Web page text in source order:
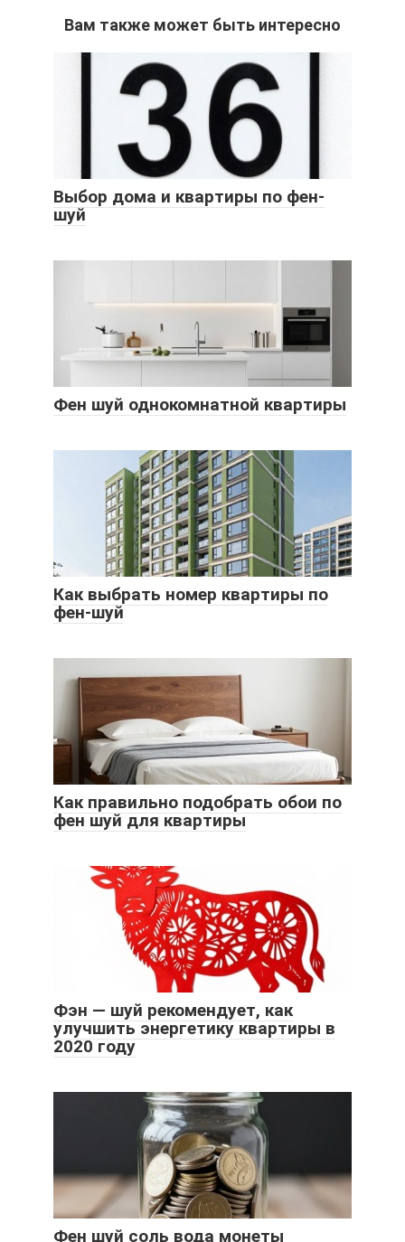
Вам также может быть интересно
Выбор дома и квартиры по фен-
шуй
Фен шуй однокомнатной квартиры
Как выбрать номер квартиры по
фен-шуй
Как правильно подобрать обои по
фен шуй для квартиры
Фэн — шуй рекомендует, как
улучшить энергетику квартиры в
2020 году
Фен шуй соль вода монеты